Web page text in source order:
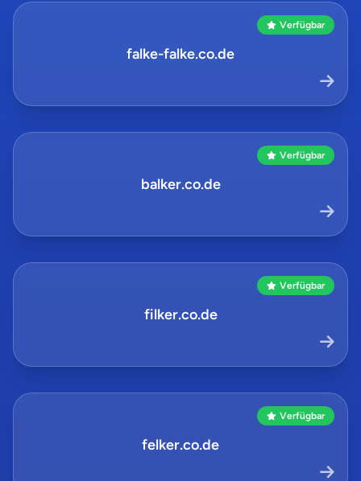
Verfügbar
falke-falke.co.de
Verfügbar
balker.co.de
Verfügbar
filker.co.de
Verfügbar
felker.co.de